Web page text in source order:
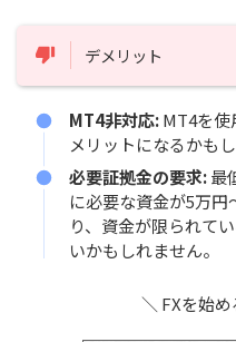
デメリット
MT4非対応:MT4を使
メリットになるかも
必要証拠金の要求:最
に必要な資金が5万円
り、資金が限られて
いかもしれません。
＼ FXを始